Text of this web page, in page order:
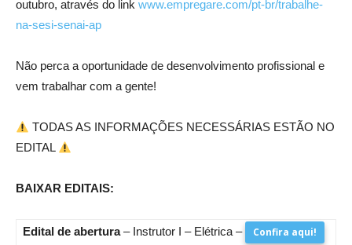
outubro, através do link www.empregare.com/pt-br/trabalhe-
na-sesi-senai-ap
Não perca a oportunidade de desenvolvimento profissional e
vem trabalhar com a gente!
TODAS AS INFORMAÇÕES NECESSÁRIAS ESTÃO NO
EDITAL
BAIXAR EDITAIS:
Edital de abertura– Instrutor I – Elétrica – Confira aqui!